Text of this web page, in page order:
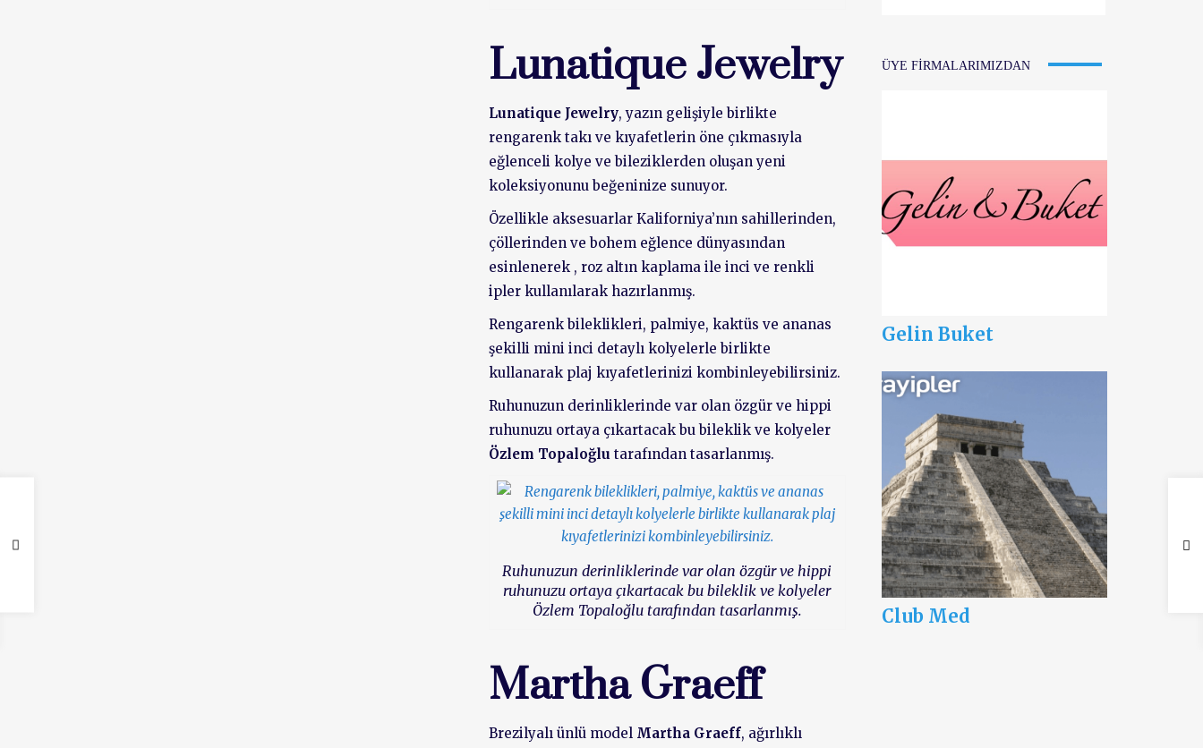
Lunatique Jewelry
Lunatique Jewelry, yazın gelişiyle birlikte
rengarenk takı ve kıyafetlerin öne çıkmasıyla
eğlenceli kolye ve bileziklerden oluşan yeni
koleksiyonunu beğeninize sunuyor.
Özellikle aksesuarlar Kaliforniya’nın sahillerinden,
çöllerinden ve bohem eğlence dünyasından
esinlenerek , roz altın kaplama ile inci ve renkli
ipler kullanılarak hazırlanmış.
Rengarenk bileklikleri, palmiye, kaktüs ve ananas
şekilli mini inci detaylı kolyelerle birlikte
kullanarak plaj kıyafetlerinizi kombinleyebilirsiniz.
Ruhunuzun derinliklerinde var olan özgür ve hippi
ruhunuzu ortaya çıkartacak bu bileklik ve kolyeler
Özlem Topaloğlutarafından tasarlanmış.
Ruhunuzun derinliklerinde var olan özgür ve hippi
ruhunuzu ortaya çıkartacak bu bileklik ve kolyeler
Özlem Topaloğlu tarafından tasarlanmış.
Martha Graeff
Brezilyalı ünlü model Martha Graeff, ağırlıklı
ÜYE FIRMALARIMIZDAN
Gelin Buket
Club Med